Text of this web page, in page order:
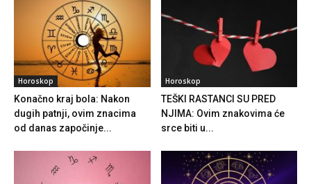
Horoskop
Konačno kraj bola: Nakon
dugih patnji, ovim znacima
od danas započinje...
Horoskop
TEŠKI RASTANCI SU PRED
NJIMA: Ovim znakovima će
srce biti u...